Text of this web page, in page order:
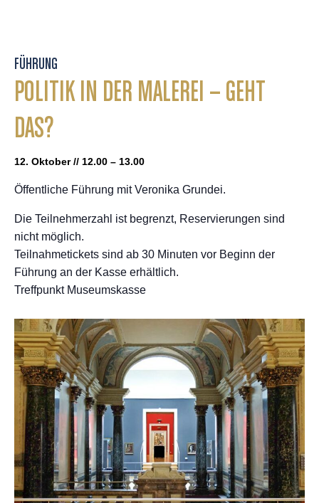
FÜHRUNG
POLITIK IN DER MALEREI – GEHT
DAS?
12. Oktober // 12.00 – 13.00
Öffentliche Führung mit Veronika Grundei.
Die Teilnehmerzahl ist begrenzt, Reservierungen sind
nicht möglich.
Teilnahmetickets sind ab 30 Minuten vor Beginn der
Führung an der Kasse erhältlich.
Treffpunkt Museumskasse